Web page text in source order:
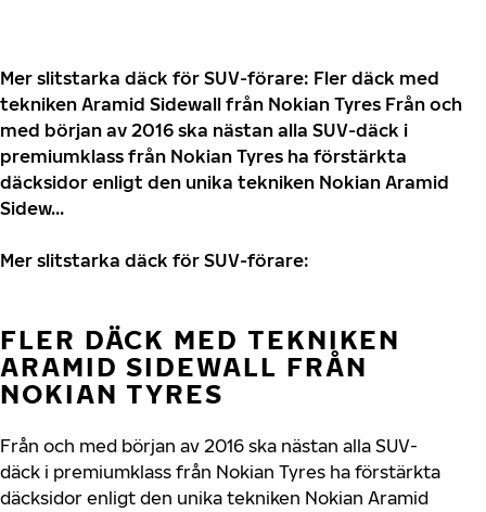
Mer slitstarka däck för SUV-förare: Fler däck med
tekniken Aramid Sidewall från Nokian Tyres Från och
med början av 2016 ska nästan alla SUV-däck i
premiumklass från Nokian Tyres ha förstärkta
däcksidor enligt den unika tekniken Nokian Aramid
Sidew...
Mer slitstarka däck för SUV-förare:
FLER DÄCK MED TEKNIKEN
ARAMID SIDEWALL FRÅN
NOKIAN TYRES
Från och med början av 2016 ska nästan alla SUV-
däck i premiumklass från Nokian Tyres ha förstärkta
däcksidor enligt den unika tekniken Nokian Aramid